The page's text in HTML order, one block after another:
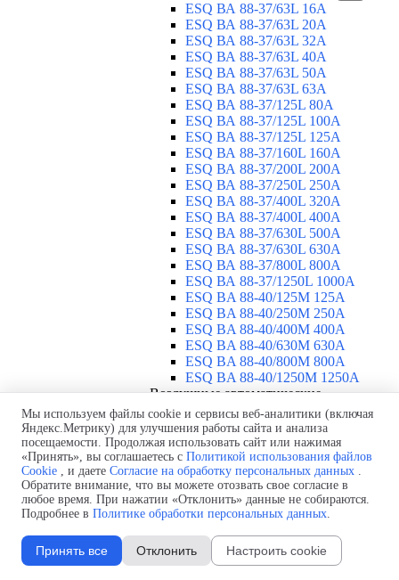
ESQ ВА 88-37/63L 16A
ESQ ВА 88-37/63L 20A
ESQ ВА 88-37/63L 32A
ESQ ВА 88-37/63L 40A
ESQ ВА 88-37/63L 50A
ESQ ВА 88-37/63L 63A
ESQ ВА 88-37/125L 80A
ESQ ВА 88-37/125L 100A
ESQ ВА 88-37/125L 125A
ESQ ВА 88-37/160L 160A
ESQ ВА 88-37/200L 200A
ESQ ВА 88-37/250L 250A
ESQ ВА 88-37/400L 320A
ESQ ВА 88-37/400L 400A
ESQ ВА 88-37/630L 500A
ESQ ВА 88-37/630L 630A
ESQ ВА 88-37/800L 800A
ESQ ВА 88-37/1250L 1000A
ESQ BA 88-40/125M 125A
ESQ BA 88-40/250M 250A
ESQ BA 88-40/400M 400A
ESQ BA 88-40/630М 630A
ESQ BA 88-40/800M 800A
ESQ BA 88-40/1250М 1250A
Воздушные автоматические
выключатели
▼
ESQ ВА99-40B 3F M2C2S2 M
2500A
ESQ ВА99-40A 3F M2C2S2 М
800A
ESQ ВА99-40A 3F M2C2S2 М
630A
ESQ ВА99-40A 3F M2C2S2 М
2000A
ESQ ВА99-40A 3F M2C2S2 М
Мы используем файлы cookie и сервисы веб-аналитики (включая
Яндекс.Метрику) для улучшения работы сайта и анализа
посещаемости. Продолжая использовать сайт или нажимая
«Принять», вы соглашаетесь с Политикой использования файлов
Cookie , и даете Согласие на обработку персональных данных .
Обратите внимание, что вы можете отозвать свое согласие в
любое время. При нажатии «Отклонить» данные не собираются.
Подробнее в Политике обработки персональных данных.
Принять все Отклонить Настроить cookie